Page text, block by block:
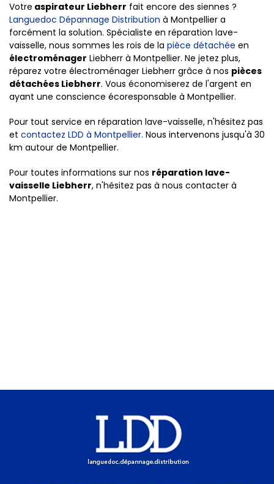
Votre aspirateur Liebherr fait encore des siennes ?
Languedoc Dépannage Distribution à Montpellier a
forcément la solution. Spécialiste en réparation lave-
vaisselle, nous sommes les rois de la pièce détachée en
électroménager Liebherr à Montpellier. Ne jetez plus,
réparez votre électroménager Liebherr grâce à nos pièces
détachées Liebherr. Vous économiserez de l'argent en
ayant une conscience écoresponsable à Montpellier.
Pour tout service en réparation lave-vaisselle, n'hésitez pas
et contactez LDD à Montpellier. Nous intervenons jusqu'à 30
km autour de Montpellier.
Pour toutes informations sur nos réparation lave-
vaisselle Liebherr, n'hésitez pas à nous contacter à
Montpellier.